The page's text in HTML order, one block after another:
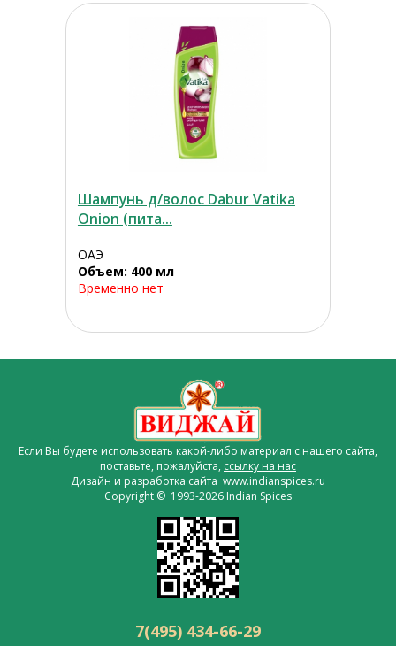
Шампунь д/волос Dabur Vatika
Onion (пита...
ОАЭ
Объем: 400 мл
Временно нет
Если Вы будете использовать какой-либо материал с нашего сайта,
поставьте, пожалуйста, ссылку на нас
Дизайн и разработка сайта www.indianspices.ru
Copyright © 1993-2026 Indian Spices
7(495) 434-66-29